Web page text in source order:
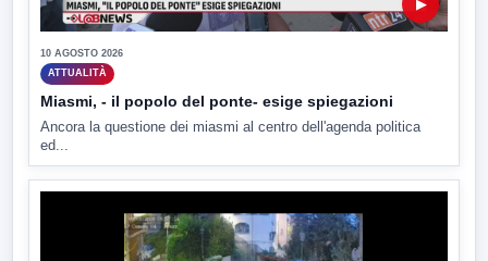
▶
10 AGOSTO 2026
ATTUALITÀ
Miasmi, - il popolo del ponte- esige spiegazioni
Ancora la questione dei miasmi al centro dell'agenda politica
ed...